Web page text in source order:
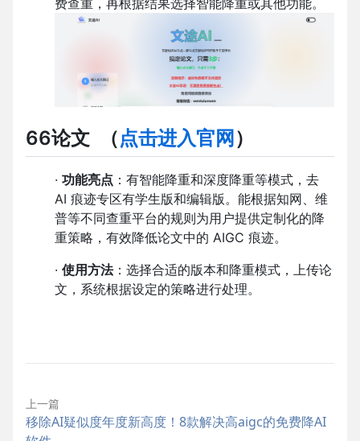
66论文 （点击进入官网）
· 功能亮点 ：有智能降重和深度降重等模式，去
AI 痕迹专区有学生版和编辑版。能根据知网、维
普等不同查重平台的规则为用户提供定制化的降
重策略，有效降低论文中的 AIGC 痕迹。
· 使用方法：选择合适的版本和降重模式，上传论
文，系统根据设定的策略进行处理。
上一篇
移除AI疑似度年度新高度！8款解决高aigc的免费降AI